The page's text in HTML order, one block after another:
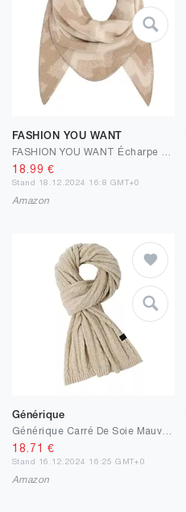
FASHION YOU WANT
18.99 €
Stand 18.12.2024 16:8 GMT+0
Amazon
Générique
18.71 €
Stand 16.12.2024 16:25 GMT+0
Amazon